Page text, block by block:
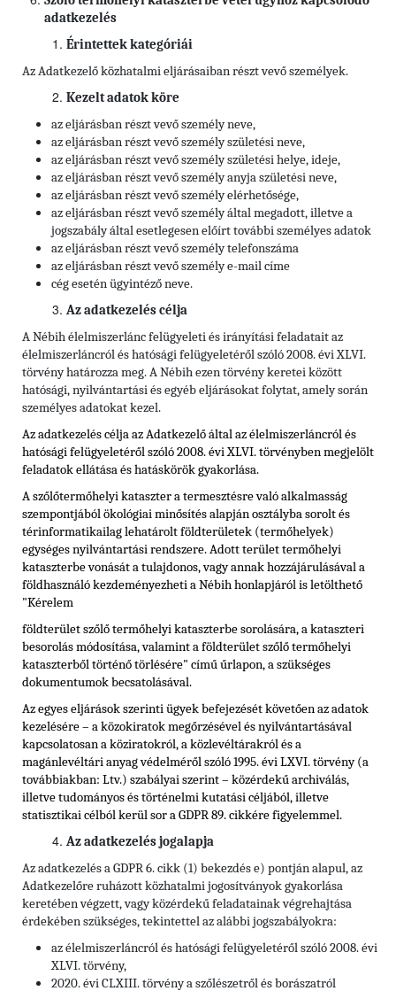
adatkezelés
Érintettek kategóriái
Az Adatkezelő közhatalmi eljárásaiban részt vevő személyek.
Kezelt adatok köre
az eljárásban részt vevő személy neve,
az eljárásban részt vevő személy születési neve,
az eljárásban részt vevő személy születési helye, ideje,
az eljárásban részt vevő személy anyja születési neve,
az eljárásban részt vevő személy elérhetősége,
az eljárásban részt vevő személy által megadott, illetve a
jogszabály által esetlegesen előírt további személyes adatok
az eljárásban részt vevő személy telefonszáma
az eljárásban részt vevő személy e-mail címe
cég esetén ügyintéző neve.
Az adatkezelés célja
A Nébih élelmiszerlánc felügyeleti és irányítási feladatait az
élelmiszerláncról és hatósági felügyeletéről szóló 2008. évi XLVI.
törvény határozza meg. A Nébih ezen törvény keretei között
hatósági, nyilvántartási és egyéb eljárásokat folytat, amely során
személyes adatokat kezel.
Az adatkezelés célja az Adatkezelő által az élelmiszerláncról és
hatósági felügyeletéről szóló 2008. évi XLVI. törvényben megjelölt
feladatok ellátása és hatáskörök gyakorlása.
A szőlőtermőhelyi kataszter a termesztésre való alkalmasság
szempontjából ökológiai minősítés alapján osztályba sorolt és
térinformatikailag lehatárolt földterületek (termőhelyek)
egységes nyilvántartási rendszere. Adott terület termőhelyi
kataszterbe vonását a tulajdonos, vagy annak hozzájárulásával a
földhasználó kezdeményezheti a Nébih honlapjáról is letölthető
"Kérelem
földterület szőlő termőhelyi kataszterbe sorolására, a kataszteri
besorolás módosítása, valamint a földterület szőlő termőhelyi
kataszterből történő törlésére" című űrlapon, a szükséges
dokumentumok becsatolásával.
Az egyes eljárások szerinti ügyek befejezését követően az adatok
kezelésére – a közokiratok megőrzésével és nyilvántartásával
kapcsolatosan a köziratokról, a közlevéltárakról és a
magánlevéltári anyag védelméről szóló 1995. évi LXVI. törvény (a
továbbiakban: Ltv.) szabályai szerint – közérdekű archiválás,
illetve tudományos és történelmi kutatási céljából, illetve
statisztikai célból kerül sor a GDPR 89. cikkére figyelemmel.
Az adatkezelés jogalapja
Az adatkezelés a GDPR 6. cikk (1) bekezdés e) pontján alapul, az
Adatkezelőre ruházott közhatalmi jogosítványok gyakorlása
keretében végzett, vagy közérdekű feladatainak végrehajtása
érdekében szükséges, tekintettel az alábbi jogszabályokra:
az élelmiszerláncról és hatósági felügyeletéről szóló 2008. évi
XLVI. törvény,
2020. évi CLXIII. törvény a szőlészetről és borászatról